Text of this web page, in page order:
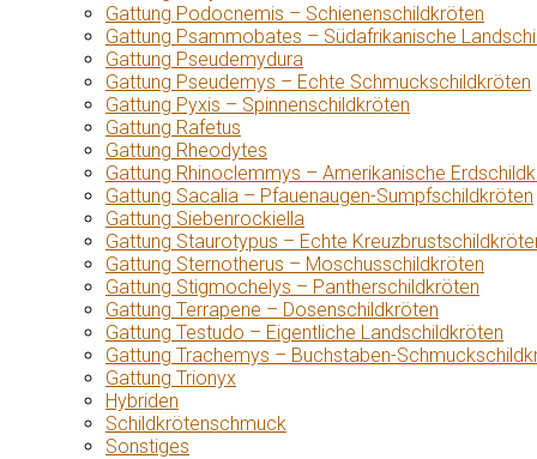
Gattung Podocnemis – Schienenschildkröten
Gattung Psammobates – Südafrikanische
Gattung Pseudemydura
Gattung Pseudemys – Echte Schmuckschildkröten
Gattung Pyxis – Spinnenschildkröten
Gattung Rafetus
Gattung Rheodytes
Gattung Rhinoclemmys – Amerikanische
Gattung Sacalia – Pfauenaugen-Sumpfschildkröten
Gattung Siebenrockiella
Gattung Staurotypus – Echte
Gattung Sternotherus – Moschusschildkröten
Gattung Stigmochelys – Pantherschildkröten
Gattung Terrapene – Dosenschildkröten
Gattung Testudo – Eigentliche Landschildkröten
Gattung Trachemys – Buchstaben-
Gattung Trionyx
Hybriden
Schildkrötenschmuck
Sonstiges